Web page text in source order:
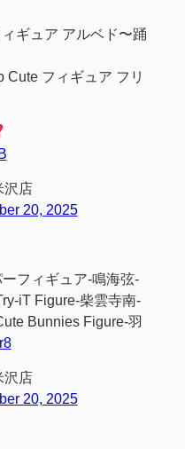
ギュア アルベド〜踊
Cute フィギュア フリ
沢店
20, 2025
フィギュア-鳴海弦-
iT Figure-柴雲寺南-
Bunnies Figure-羽
沢店
20, 2025